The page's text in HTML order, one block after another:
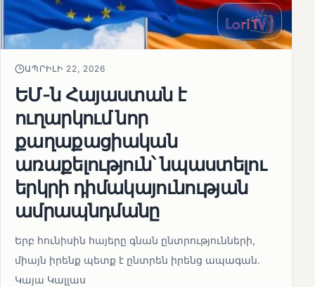
ԱՊՐԻԼԻ 22, 2026
ԵՄ-ն Հայաստան է
ուղարկում նոր
քաղաքացիական
առաքելություն՝ նպաստելու
երկրի դիմակայունության
ամրապնդմանը
Երբ հունիսին հայերը գնան ընտրությունների,
միայն իրենք պետք է ընտրեն իրենց ապագան.
Կայա Կալլաս